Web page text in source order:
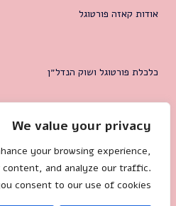
We value your privacy
your browsing experience,
content, and analyze our traffic.
consent to our use of cookies.
אודות קאזה פורטוגל
כלכלת פורטוגל ושוק הנדל״ן
צרו קשר
🐌 Site by:
Mililand.com